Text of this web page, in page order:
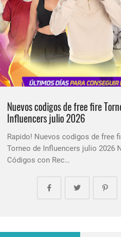
Nuevos codigos de free fire
Influencers julio 2026
Rapido! Nuevos codigos de free
Torneo de Influencers julio 2026
Códigos con Rec…